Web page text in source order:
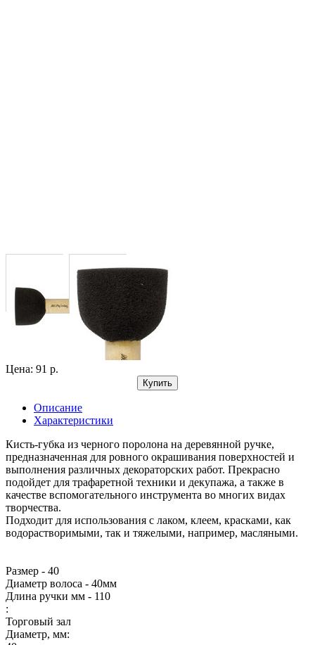
Цена: 91 р.
Купить
Описание
Характеристики
Кисть-губка из черного поролона на деревянной ручке,
предназначенная для ровного окрашивания поверхностей и
выполнения различных декораторских работ. Прекрасно
подойдет для трафаретной техники и декупажа, а также в
качестве вспомогательного инструмента во многих видах
творчества.
Подходит для использования с лаком, клеем, красками, как
водорастворимыми, так и тяжелыми, например, масляными.
Размер - 40
Диаметр волоса - 40мм
Длина ручки мм - 110
:
Торговый зал
Диаметр, мм: